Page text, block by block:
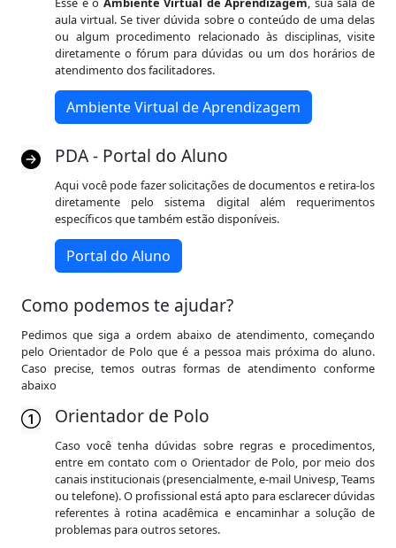
aula virtual. Se tiver dúvida sobre o conteúdo de uma delas
ou algum procedimento relacionado às disciplinas, visite
diretamente o fórum para dúvidas ou um dos horários de
atendimento dos facilitadores.
Ambiente Virtual de Aprendizagem
PDA - Portal do Aluno
Aqui você pode fazer solicitações de documentos e retira-los
diretamente pelo sistema digital além requerimentos
específicos que também estão disponíveis.
Portal do Aluno
Como podemos te ajudar?
Pedimos que siga a ordem abaixo de atendimento, começando
pelo Orientador de Polo que é a pessoa mais próxima do aluno.
Caso precise, temos outras formas de atendimento conforme
abaixo
Orientador de Polo
Caso você tenha dúvidas sobre regras e procedimentos,
entre em contato com o Orientador de Polo, por meio dos
canais institucionais (presencialmente, e-mail Univesp, Teams
ou telefone). O profissional está apto para esclarecer dúvidas
referentes à rotina acadêmica e encaminhar a solução de
problemas para outros setores.